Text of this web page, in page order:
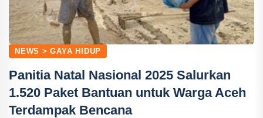
NEWS > GAYA HIDUP
Panitia Natal Nasional 2025 Salurkan
1.520 Paket Bantuan untuk Warga Aceh
Terdampak Bencana